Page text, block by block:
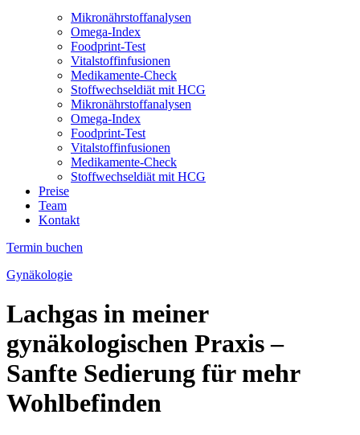
Mikronährstoffanalysen
Omega-Index
Foodprint-Test
Vitalstoffinfusionen
Medikamente-Check
Stoffwechseldiät mit HCG
Mikronährstoffanalysen
Omega-Index
Foodprint-Test
Vitalstoffinfusionen
Medikamente-Check
Stoffwechseldiät mit HCG
Preise
Team
Kontakt
Termin buchen
Gynäkologie
Lachgas in meiner
gynäkologischen Praxis –
Sanfte Sedierung für mehr
Wohlbefinden